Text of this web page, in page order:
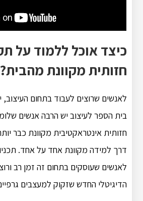
כיצד אוכל ללמוד על
חזותית מקוונת מהבית?
לאנשים שרוצים לעבוד בתחום
בית הספר לעיצוב יש הרבה אנשים
חזותית אינטראקטיבית מקוונת כבר
דרך למידה מקוונת אחד על אחד.
לאנשים שעוסקים בתחום זה זמן רב
הדיגיטלי החדש שזקוק למעצבים